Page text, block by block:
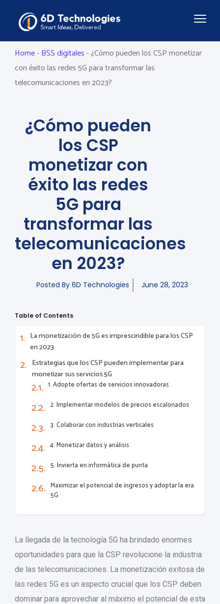
Home-BSS digitales-¿Cómo pueden los CSP monetizar
con éxito las redes 5G para transformar las
telecomunicaciones en 2023?
¿Cómo pueden
los CSP
monetizar con
éxito las redes
5G para
transformar las
telecomunicaciones
en 2023?
Posted By 6D Technologies June 28, 2023
La llegada de la tecnología 5G ha brindado enormes
oportunidades para que la CSP revolucione la industria
de las telecomunicaciones. La monetización exitosa de
las redes 5G es un aspecto crucial que los CSP deben
dominar para aprovechar al máximo el potencial de esta
Table of Contents
La monetización de 5G es imprescindible para los CSP
en 2023
Estrategias que los CSP pueden implementar para
monetizar sus servicios 5G
1. Adopte ofertas de servicios innovadoras
2. Implementar modelos de precios escalonados
3. Colaborar con industrias verticales
4. Monetizar datos y análisis
5. Invierta en informática de punta
Maximizar el potencial de ingresos y adoptar la era
5G